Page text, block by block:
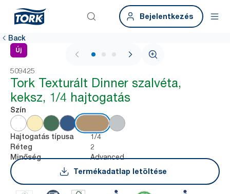
Bejelentkezés
Back
Új
1 / 3
509425
Tork Texturált Dinner szalvéta,
keksz, 1/4 hajtogatás
Szín
Hajtogatás típusa 1/4
Réteg 2
Minőség
Advanced
Termékadatlap letöltése